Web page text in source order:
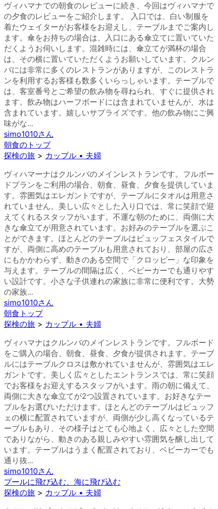
ヴィハマナでの朝食のレビューに続き、今回はヴィハマナで
の夕食のレビューをご紹介します。 入口では、白い制服を
着たウェイターがお客様をお迎えし、テーブルまでご案内し
ます。傘をお持ちの場合は、入口にある傘立てに置いていた
だくようお伺いします。混雑時には、傘立てが満杯の場合
は、その横に置いていただくようお願いしています。クルン
バには非常に多くのレストランがありますが、このレストラ
ンを利用するお客様も数多くいらっしゃいます。テーブルで
は、客室番号とご希望の飲み物を尋ねられ、すぐに提供され
ます。飲み物はハーフボードには含まれていませんが、水は
含まれています。嬉しいサプライズです。他の飲み物にご興
味がな...
simo1010さん
朝食のトップ
探検の旅 > カップル • 夫婦
ヴィハマーナはクルンバのメインレストランです。フルボー
ドプランをご利用の場合、朝食、昼食、夕食を提供していま
す。雰囲気はエレガントですが、テーブルにタオルは用意さ
れていません。美しい広々とした入り口では、常に笑顔で迎
えてくれるスタッフがいます。不運な朝のために、両側に大
きな傘立てが用意されています。お好みのテーブルを選ぶこ
とができます。ほとんどのテーブルはビュッフェスタイルで
すが、両側に高めのテーブルも用意されており、部屋の広さ
にもかかわらず、動きのある空間で「クロッピー」な印象を
与えます。テーブルの間隔は広く、ベビーカーでも通りやす
い設計です。小さな子供連れの家族に非常に便利です。大勢
の家族...
simo1010さん
朝食トップ
探検の旅 > カップル • 夫婦
ヴィハマナはクルンバのメインレストランです。フルボード
をご購入の場合、朝食、昼食、夕食が提供されます。テーブ
ルにはテーブルクロスは敷かれていませんが、雰囲気はエレ
ガントです。美しく広々としたエントランスでは、常に笑顔
でお客様をお迎えするスタッフがいます。雨の朝に備えて、
両側に大きな傘立てが2つ設置されています。お好きなテー
ブルをお選びいただけます。ほとんどのテーブルはビュッフ
ェの横に配置されていますが、両側が少し高くなっているテ
ーブルもあり、その様子はとても心地よく、広々とした空間
でありながら、動きのある親しみやすい雰囲気を醸し出して
います。テーブルはうまく配置されており、ベビーカーでも
通り抜...
simo1010さん
プールに飛び込む、海に飛び込む
探検の旅 > カップル • 夫婦